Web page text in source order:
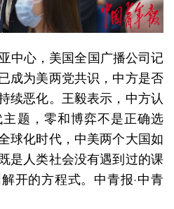
中心，美国全国广播公司记
成为美两党共识，中方是否
续恶化。王毅表示，中方认
题，零和博弈不是正确选
球化时代，中美两个大国如
是人类社会没有遇到过的课
开的方程式。中青报·中青